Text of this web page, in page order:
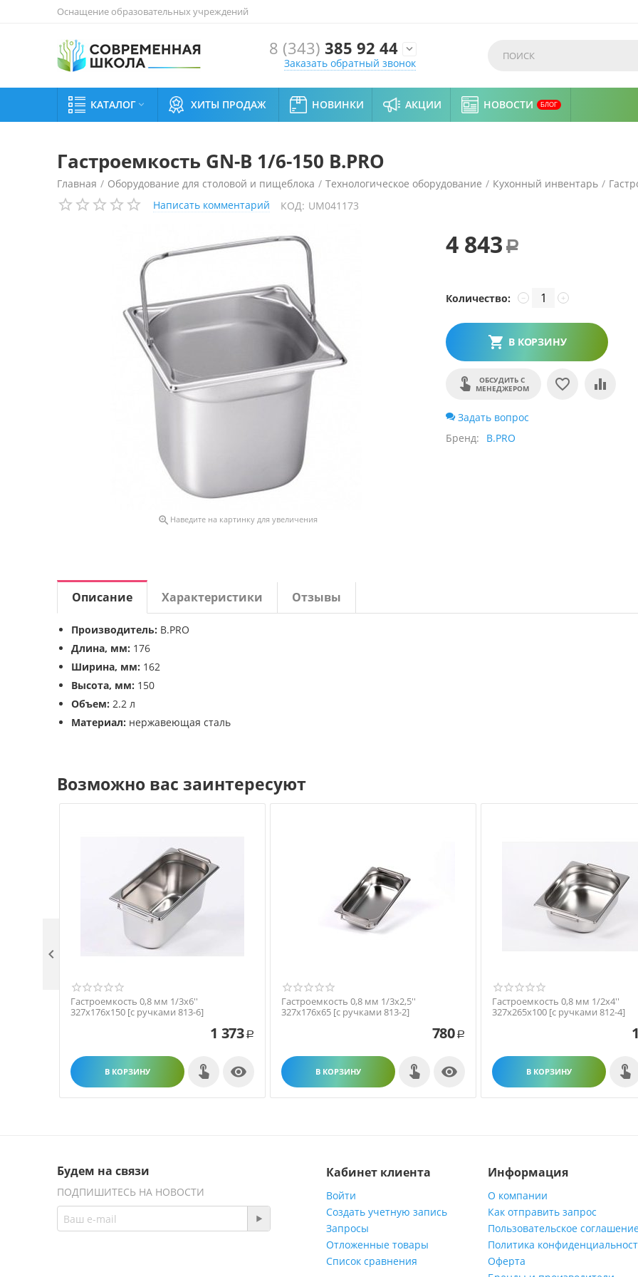
Оснащение образовательных учреждений
8 (343) 385 92 44 
Заказать обратный звонок
КАТАЛОГ  ХИТЫ ПРОДАЖ НОВИНКИ АКЦИИ НОВОСТИ БЛОГ
Гастроемкость GN-B 1/6-150 B.PRO
Главная / Оборудование для столовой и пищеблока / Технологическое оборудование / Кухонный инвентарь /
Гастроемкость GN-B 1/6-150 B.PRO
Написать комментарий КОД: UM041173
 Наведите на картинку для увеличения
4 843 Р
Количество: +
−
В КОРЗИНУ
ОБСУДИТЬ С
МЕНЕДЖЕРОМ
Задать вопрос
Бренд
B.PRO
Описание Характеристики Отзывы
Производитель: B.PRO
Длина, мм: 176
Ширина, мм: 162
Высота, мм: 150
Объем: 2.2 л
Материал: нержавеющая сталь
Возможно вас заинтересуют
Гастроемкость 0,8 мм 1/3х6''
327х176х150 [с ручками 813-6]
1 373 Р
В КОРЗИНУ 
Гастроемкость 0,8 мм 1/3х2,5''
327х176х65 [с ручками 813-2]
780 Р
В КОРЗИНУ 
Гастроемкость 0,8 мм 1/2х4''
327х265х100 [с ручками 812-4]
В КОРЗИНУ

Будем на связи
ПОДПИШИТЕСЬ НА НОВОСТИ
Кабинет клиента
Войти
Создать учетную запись
Запросы
Отложенные товары
Список сравнения
Информация
О компании
Как отправить запрос
Пользовательское
Политика
Оферта